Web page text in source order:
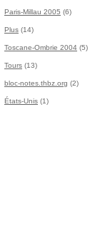
Paris-Millau 2005 (6)
Plus (14)
Toscane-Ombrie 2004 (5)
Tours (13)
bloc-notes.thbz.org (2)
États-Unis (1)